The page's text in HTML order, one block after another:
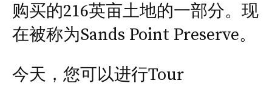
购买的216英亩土地的一部分。现
在被称为Sands Point Preserve。
今天，您可以进行Tour